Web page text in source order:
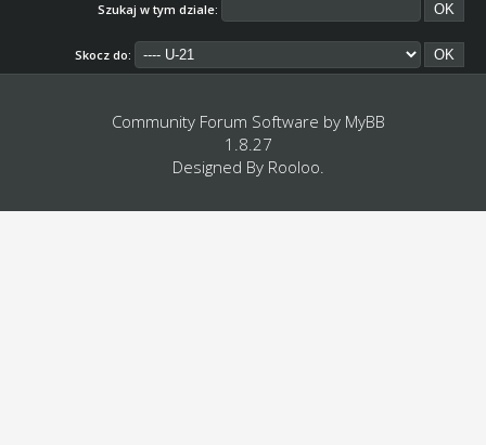
Szukaj w tym dziale:
Skocz do:
Community Forum Software by MyBB
1.8.27
Designed By Rooloo.